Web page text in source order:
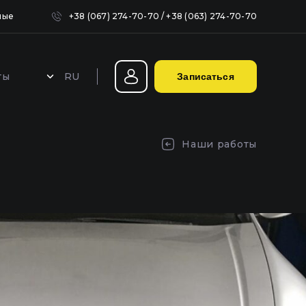
+38 (067) 274-70-70 / +38 (063) 274-70-70
RU Записаться
Наши работы